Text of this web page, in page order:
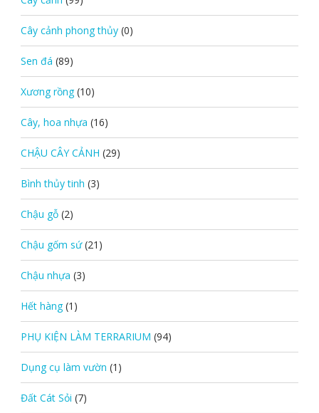
Cây cảnh phong thủy (0)
Sen đá (89)
Xương rồng (10)
Cây, hoa nhựa (16)
CHẬU CÂY CẢNH (29)
Bình thủy tinh (3)
Chậu gỗ (2)
Chậu gốm sứ (21)
Chậu nhựa (3)
Hết hàng (1)
PHỤ KIỆN LÀM TERRARIUM (94)
Dụng cụ làm vườn (1)
Đất Cát Sỏi (7)